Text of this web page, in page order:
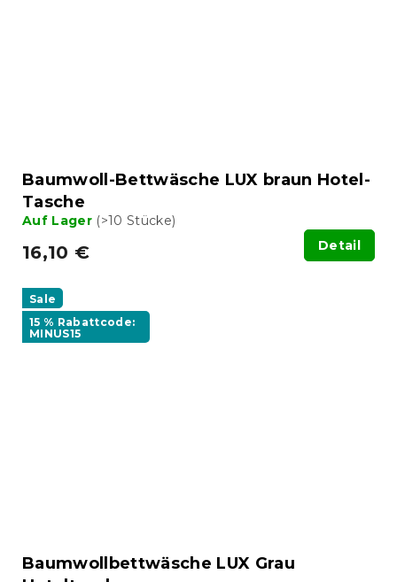
Baumwoll-Bettwäsche LUX braun Hotel-
Tasche
Auf Lager (>10 Stücke)
16,10 € Detail
Sale
15 % Rabattcode:
MINUS15
Baumwollbettwäsche LUX Grau